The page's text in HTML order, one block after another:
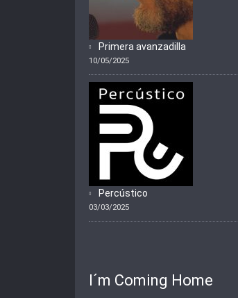
Primera avanzadilla
10/05/2025
Percústico
03/03/2025
I´m Coming Home